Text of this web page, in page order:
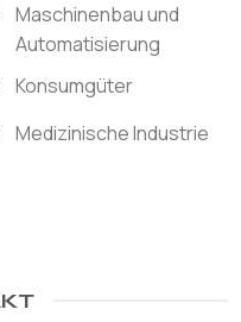
Maschinenbau und
Automatisierung
Konsumgüter
Medizinische Industrie